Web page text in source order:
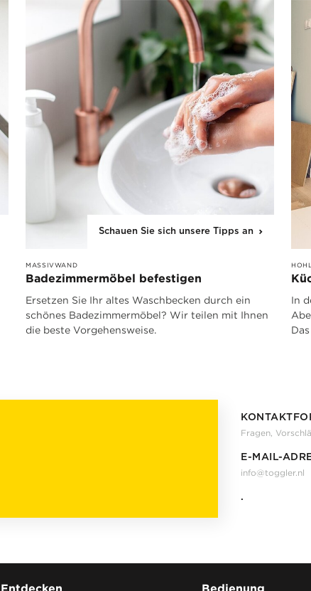
Schauen Sie sich unsere Tipps an
MASSIVWAND
Badezimmermöbel befestigen
Ersetzen Sie Ihr altes Waschbecken durch ein
schönes Badezimmermöbel? Wir teilen mit Ihnen
die beste Vorgehensweise.
In
Fragen,
E-MAIL-
info@toggler.nl
.
Entdecken Bedienung